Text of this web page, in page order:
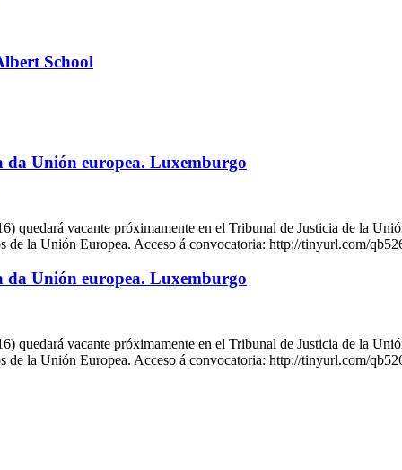
School
Unión europea. Luxemburgo
quedará vacante próximamente en el Tribunal de Justicia de la
de la Unión Europea. Acceso á convocatoria: http://tinyurl.com/
Unión europea. Luxemburgo
quedará vacante próximamente en el Tribunal de Justicia de la
de la Unión Europea. Acceso á convocatoria: http://tinyurl.com/